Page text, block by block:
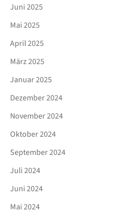
Juni 2025
Mai 2025
April 2025
März 2025
Januar 2025
Dezember 2024
November 2024
Oktober 2024
September 2024
Juli 2024
Juni 2024
Mai 2024